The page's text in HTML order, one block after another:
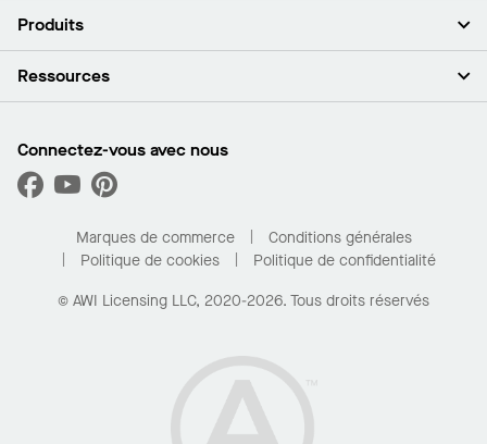
À propos de nous
Espace presse
Quelles sont mes options d’achat?
Produits
Plafonds
Capacités sur mesure
Performance
Ressources
Trouver un distributeur
Trouver un distributeur
Pour la maison
Connectez-vous avec nous
Marques de commerce
Conditions générales
Politique de cookies
Politique de confidentialité
© AWI Licensing LLC, 2020-2026. Tous droits réservés